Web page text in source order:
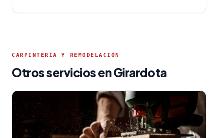
CARPINTERÍA Y REMODELACIÓN
Otros servicios en Girardota